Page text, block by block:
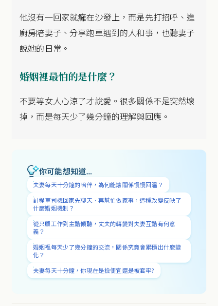
他沒有一回家就癱在沙發上，而是先打招呼、進
廚房陪妻子、分享跑車遇到的人和事，也聽妻子
說她的日常。
婚姻裡最怕的是什麼？
不要等女人心涼了才說愛。很多關係不是突然壞
掉，而是每天少了幾分鐘的理解與回應。
你可能想知道...
夫妻每天十分鐘的陪伴，為何能讓關係慢慢回溫？
計程車司機回家先聊天、再幫忙做家事，這種改變反映了
什麼婚姻機制？
從只顧工作到主動傾聽，丈夫的轉變對夫妻互動有何意
義？
婚姻裡每天少了幾分鐘的交流，關係究竟會累積出什麼變
化？
夫妻每天十分鐘，你現在是撿便宜還是被套牢?